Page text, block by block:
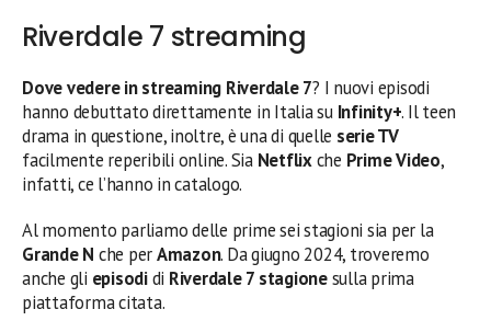
Riverdale 7 streaming
Dove vedere in streaming Riverdale 7? I nuovi episodi
hanno debuttato direttamente in Italia su Infinity+. Il teen
drama in questione, inoltre, è una di quelle serie TV
facilmente reperibili online. Sia Netflixche Prime Video,
infatti, ce l’hanno in catalogo.
Al momento parliamo delle prime sei stagioni sia per la
Grande N che perAmazon. Da giugno 2024, troveremo
anche gli episodidi Riverdale 7 stagionesulla prima
piattaforma citata.